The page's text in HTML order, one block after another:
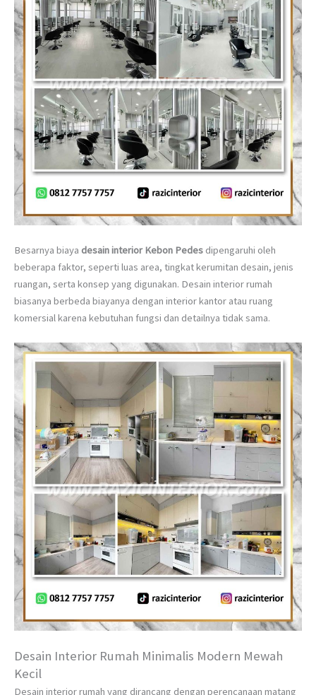
Besarnya biaya desain interior Kebon Pedes dipengaruhi oleh
beberapa faktor, seperti luas area, tingkat kerumitan desain, jenis
ruangan, serta konsep yang digunakan. Desain interior rumah
biasanya berbeda biayanya dengan interior kantor atau ruang
komersial karena kebutuhan fungsi dan detailnya tidak sama.
Desain Interior Rumah Minimalis Modern Mewah
Kecil
Desain interior rumah yang dirancang dengan perencanaan matang